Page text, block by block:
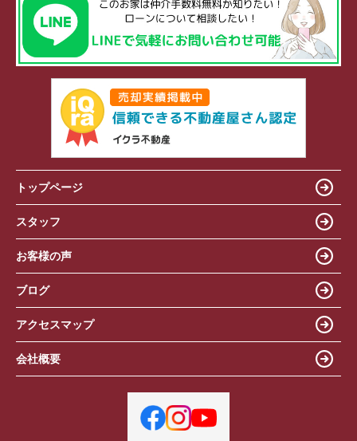
トップページ
スタッフ
お客様の声
ブログ
アクセスマップ
会社概要